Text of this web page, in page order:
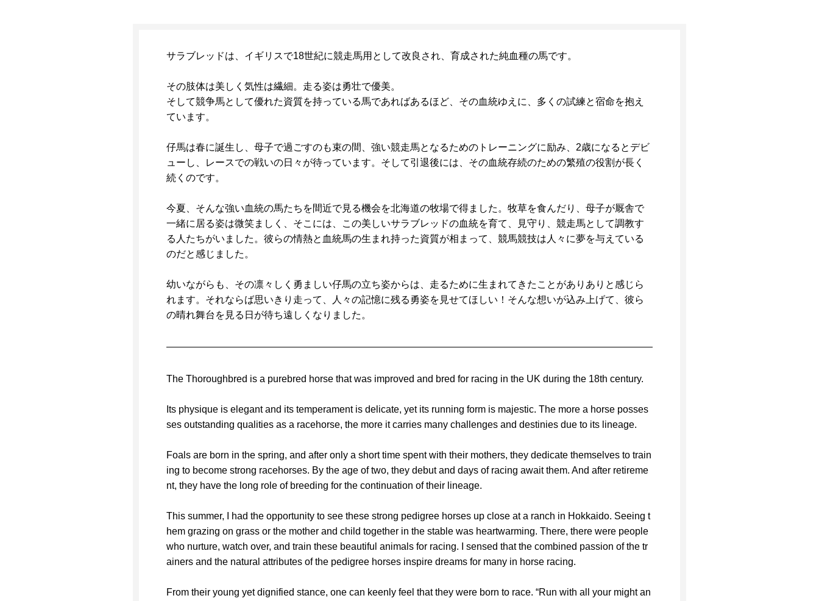
サラブレッドは、イギリスで18世紀に競走馬用として改良され、育成された純血種の馬です。
その肢体は美しく気性は繊細。走る姿は勇壮で優美。
そして競争馬として優れた資質を持っている馬であればあるほど、その血統ゆえに、多くの試練と宿命を抱え
ています。
仔馬は春に誕生し、母子で過ごすのも束の間、強い競走馬となるためのトレーニングに励み、2歳になるとデビ
ューし、レースでの戦いの日々が待っています。そして引退後には、その血統存続のための繁殖の役割が長く
続くのです。
今夏、そんな強い血統の馬たちを間近で見る機会を北海道の牧場で得ました。牧草を食んだり、母子が厩舎で
一緒に居る姿は微笑ましく、そこには、この美しいサラブレッドの血統を育て、見守り、競走馬として調教す
る人たちがいました。彼らの情熱と血統馬の生まれ持った資質が相まって、競馬競技は人々に夢を与えている
のだと感じました。
幼いながらも、その凛々しく勇ましい仔馬の立ち姿からは、走るために生まれてきたことがありありと感じら
れます。それならば思いきり走って、人々の記憶に残る勇姿を見せてほしい！そんな想いが込み上げて、彼ら
の晴れ舞台を見る日が待ち遠しくなりました。
The Thoroughbred is a purebred horse that was improved and bred for racing in the UK during the 18th century.
Its physique is elegant and its temperament is delicate, yet its running form is majestic. The more a horse posses
ses outstanding qualities as a racehorse, the more it carries many challenges and destinies due to its lineage.
Foals are born in the spring, and after only a short time spent with their mothers, they dedicate themselves to train
ing to become strong racehorses. By the age of two, they debut and days of racing await them. And after retireme
nt, they have the long role of breeding for the continuation of their lineage.
This summer, I had the opportunity to see these strong pedigree horses up close at a ranch in Hokkaido. Seeing t
hem grazing on grass or the mother and child together in the stable was heartwarming. There, there were people
who nurture, watch over, and train these beautiful animals for racing. I sensed that the combined passion of the tr
ainers and the natural attributes of the pedigree horses inspire dreams for many in horse racing.
From their young yet dignified stance, one can keenly feel that they were born to race. “Run with all your might an